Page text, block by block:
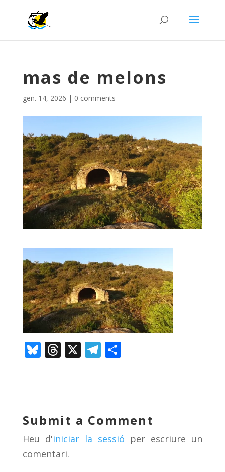
mas de melons
gen. 14, 2026 | 0 comments
Bl
y
T
d
s
X T
a
m
C
ar
te
ix
Submit a Comment
Heu d'iniciar la sessió per escriure un
comentari.